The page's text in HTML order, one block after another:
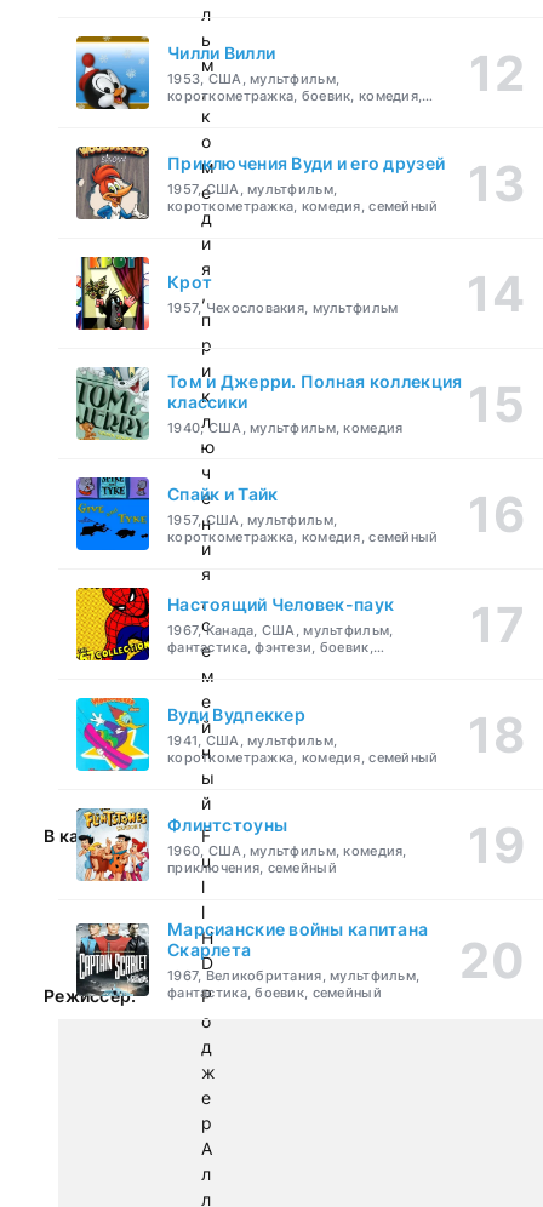
л
ь
м
,
к
о
м
е
д
и
я
,
п
р
и
к
л
ю
ч
е
н
и
я
,
с
е
м
е
й
н
ы
й
В качестве:
F
u
l
l
H
D
Режиссер:
Р
о
д
ж
е
р
А
л
л
Чилли Вилли
1953, США, мультфильм,
короткометражка, боевик, комедия,
приключения, семейный
Приключения Вуди и его друзей
1957, США, мультфильм,
короткометражка, комедия, семейный
Крот
1957, Чехословакия, мультфильм
Том и Джерри. Полная коллекция
классики
1940, США, мультфильм, комедия
Спайк и Тайк
1957, США, мультфильм,
короткометражка, комедия, семейный
Настоящий Человек-паук
1967, Канада, США, мультфильм,
фантастика, фэнтези, боевик,
приключения, семейный
Вуди Вудпеккер
1941, США, мультфильм,
короткометражка, комедия, семейный
Флинтстоуны
1960, США, мультфильм, комедия,
приключения, семейный
Марсианские войны капитана
Скарлета
1967, Великобритания, мультфильм,
фантастика, боевик, семейный